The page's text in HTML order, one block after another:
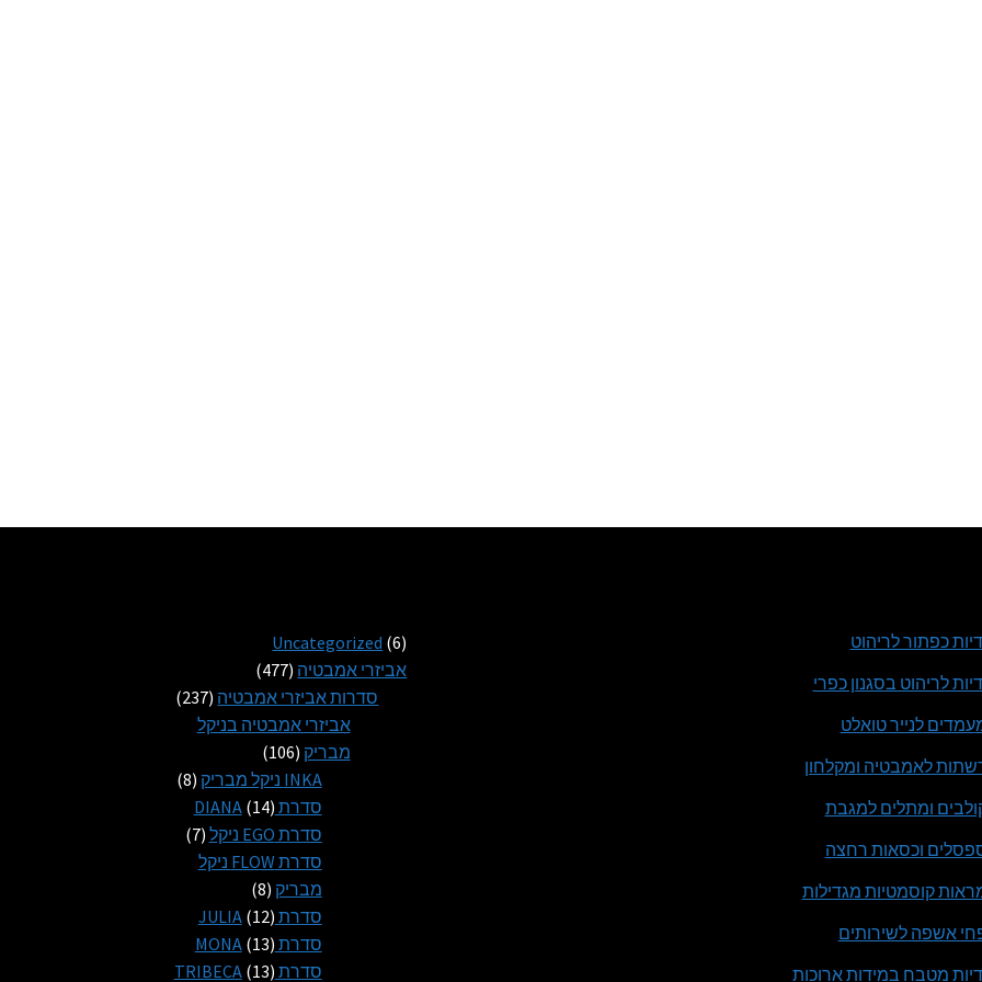
כפתור לריהוט
לריהוט בסגנון כפרי
לנייר טואלט
לאמבטיה ומקלחון
ומתלים למגבת
וכסאות רחצה
קוסמטיות מגדילות
אשפה לשירותים
מטבח במידות ארוכות
Uncategorized 6
6
מוצרים
אביזרי אמבטיה 477
477
מוצרים
סדרות אביזרי אמבטיה 237
237
אביזרי אמבטיה בניקל
מבריק 106
106
מוצרים
INKA ניקל מבריק 8
8
סדרת DIANA 14
14
מוצרים סדרת EGO ניקל 7
7
סדרת FLOW ניקל
מבריק 8
8
מוצרים
סדרת JULIA 12
12
מוצרים סדרת MONA 13
13
מוצרים סדרת TRIBECA 13
13